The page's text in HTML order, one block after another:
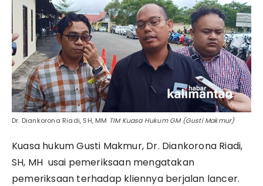
Dr. Diankorona Riadi, SH, MM TIM Kuasa Hukum GM (Gusti Makmur)
Kuasa hukum Gusti Makmur, Dr. Diankorona Riadi,
SH, MH usai pemeriksaan mengatakan
pemeriksaan terhadap kliennya berjalan lancer.